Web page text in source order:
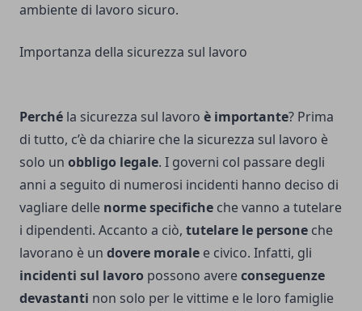
ambiente di lavoro sicuro.
Importanza della sicurezza sul lavoro
Perché la sicurezza sul lavoro è importante? Prima
di tutto, c’è da chiarire che la sicurezza sul lavoro è
solo un obbligo legale. I governi col passare degli
anni a seguito di numerosi incidenti hanno deciso di
vagliare delle norme specifiche che vanno a tutelare
i dipendenti. Accanto a ciò, tutelare le persone che
lavorano è un dovere morale e civico. Infatti, gli
incidenti sul lavoro possono avereconseguenze
devastanti non solo per le vittime e le loro famiglie